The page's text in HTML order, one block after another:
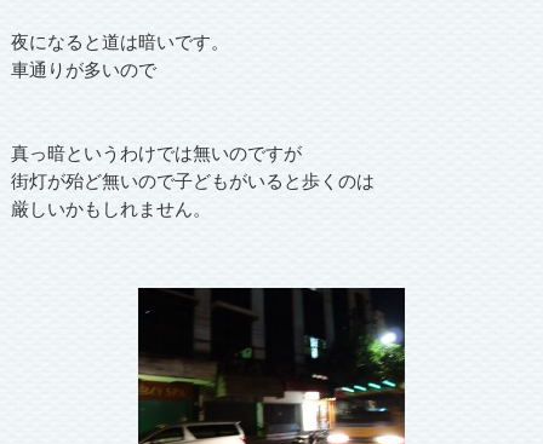
夜になると道は暗いです。
車通りが多いので
真っ暗というわけでは無いのですが
街灯が殆ど無いので子どもがいると歩くのは
厳しいかもしれません。